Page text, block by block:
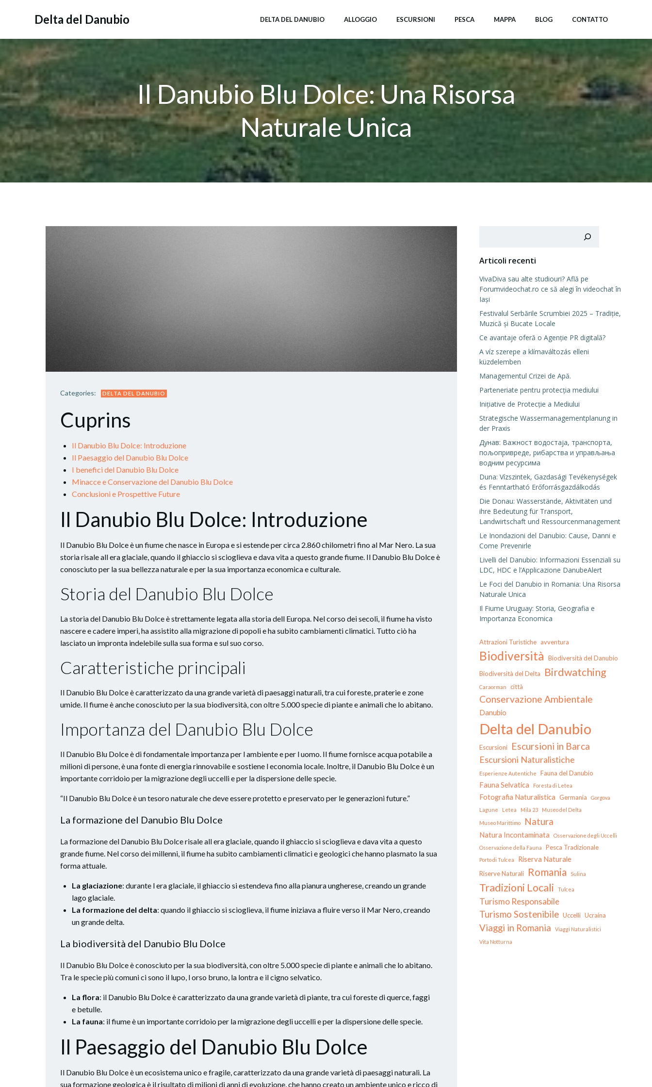
Delta del Danubio DELTA DEL DANUBIO ALLOGGIO ESCURSIONI PESCA MAPPA BLOG CONTATTO
Il Danubio Blu Dolce: Una Risorsa
Naturale Unica
Categories: DELTA DEL DANUBIO
Cuprins
Il Danubio Blu Dolce: Introduzione
Il Paesaggio del Danubio Blu Dolce
I benefici del Danubio Blu Dolce
Minacce e Conservazione del Danubio Blu Dolce
Conclusioni e Prospettive Future
Il Danubio Blu Dolce: Introduzione
Il Danubio Blu Dolce è un fiume che nasce in Europa e si estende per circa 2.860 chilometri fino al Mar Nero. La sua
storia risale all era glaciale, quando il ghiaccio si scioglieva e dava vita a questo grande fiume. Il Danubio Blu Dolce è
conosciuto per la sua bellezza naturale e per la sua importanza economica e culturale.
Storia del Danubio Blu Dolce
La storia del Danubio Blu Dolce è strettamente legata alla storia dell Europa. Nel corso dei secoli, il fiume ha visto
nascere e cadere imperi, ha assistito alla migrazione di popoli e ha subito cambiamenti climatici. Tutto ciò ha
lasciato un impronta indelebile sulla sua forma e sul suo corso.
Caratteristiche principali
Il Danubio Blu Dolce è caratterizzato da una grande varietà di paesaggi naturali, tra cui foreste, praterie e zone
umide. Il fiume è anche conosciuto per la sua biodiversità, con oltre 5.000 specie di piante e animali che lo abitano.
Importanza del Danubio Blu Dolce
Il Danubio Blu Dolce è di fondamentale importanza per l ambiente e per l uomo. Il fiume fornisce acqua potabile a
milioni di persone, è una fonte di energia rinnovabile e sostiene l economia locale. Inoltre, il Danubio Blu Dolce è un
importante corridoio per la migrazione degli uccelli e per la dispersione delle specie.
“Il Danubio Blu Dolce è un tesoro naturale che deve essere protetto e preservato per le generazioni future.”
La formazione del Danubio Blu Dolce
La formazione del Danubio Blu Dolce risale all era glaciale, quando il ghiaccio si scioglieva e dava vita a questo
grande fiume. Nel corso dei millenni, il fiume ha subito cambiamenti climatici e geologici che hanno plasmato la sua
forma attuale.
La glaciazione: durante l era glaciale, il ghiaccio si estendeva fino alla pianura ungherese, creando un grande
lago glaciale.
La formazione del delta: quando il ghiaccio si scioglieva, il fiume iniziava a fluire verso il Mar Nero, creando
un grande delta.
La biodiversità del Danubio Blu Dolce
Il Danubio Blu Dolce è conosciuto per la sua biodiversità, con oltre 5.000 specie di piante e animali che lo abitano.
Tra le specie più comuni ci sono il lupo, l orso bruno, la lontra e il cigno selvatico.
La flora: il Danubio Blu Dolce è caratterizzato da una grande varietà di piante, tra cui foreste di querce, faggi
e betulle.
La fauna: il fiume è un importante corridoio per la migrazione degli uccelli e per la dispersione delle specie.
Il Paesaggio del Danubio Blu Dolce
Il Danubio Blu Dolce è un ecosistema unico e fragile, caratterizzato da una grande varietà di paesaggi naturali. La
sua formazione geologica è il risultato di milioni di anni di evoluzione, che hanno creato un ambiente unico e ricco di
Articoli recenti
VivaDiva sau alte studiouri? Află pe
Forumvideochat.ro ce să alegi în videochat în
Iași
Festivalul Serbările Scrumbiei 2025 – Tradiție,
Muzică și Bucate Locale
Ce avantaje oferă o Agenție PR digitală?
A víz szerepe a klímaváltozás elleni
küzdelemben
Managementul Crizei de Apă.
Parteneriate pentru protecția mediului
Inițiative de Protecție a Mediului
Strategische Wassermanagementplanung in
der Praxis
Дунав: Важност водостаја, транспорта,
пољопривреде, рибарства и управљања
водним ресурсима
Duna: Vízszintek, Gazdasági Tevékenységek
és Fenntartható Erőforrásgazdálkodás
Die Donau: Wasserstände, Aktivitäten und
ihre Bedeutung für Transport,
Landwirtschaft und Ressourcenmanagement
Le Inondazioni del Danubio: Cause, Danni e
Come Prevenirle
Livelli del Danubio: Informazioni Essenziali su
LDC, HDC e l’Applicazione DanubeAlert
Le Foci del Danubio in Romania: Una Risorsa
Naturale Unica
Il Fiume Uruguay: Storia, Geografia e
Importanza Economica
Attrazioni Turistiche avventura
Biodiversità
Biodiversità del Danubio
Biodiversità del Delta
Birdwatching
Caraorman città
Conservazione Ambientale
Danubio
Delta del Danubio
Escursioni Escursioni in Barca
Escursioni Naturalistiche
Esperienze Autentiche Fauna del Danubio
Fauna Selvatica Foresta di Letea
Fotografia Naturalistica Germania
Gorgova
Lagune
Letea Mila 23 Museo del Delta
Museo Marittimo Natura
Natura Incontaminata
Osservazione degli Uccelli
Osservazione della Fauna
Pesca Tradizionale
Porto di Tulcea Riserva Naturale
Riserve Naturali Romania Sulina
Tradizioni Locali Tulcea
Turismo Responsabile
Turismo Sostenibile Uccelli Ucraina
Viaggi in Romania
Viaggi Naturalistici
Vita Notturna